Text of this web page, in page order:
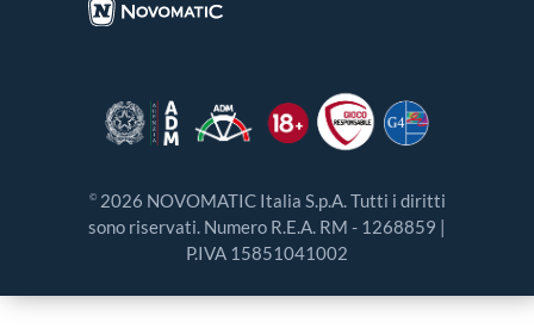
©2026 NOVOMATIC Italia S.p.A. Tutti i diritti
sono riservati. Numero R.E.A. RM - 1268859 |
P.IVA 15851041002